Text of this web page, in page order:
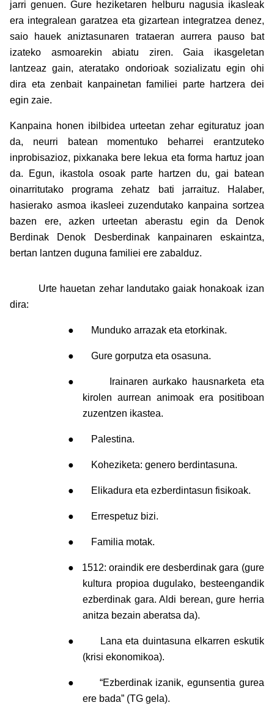
jarri genuen. Gure heziketaren helburu nagusia ikasleak
era integralean garatzea eta gizartean integratzea denez,
saio hauek aniztasunaren trataeran aurrera pauso bat
izateko asmoarekin abiatu ziren. Gaia ikasgeletan
lantzeaz gain, ateratako ondorioak sozializatu egin ohi
dira eta zenbait kanpainetan familiei parte hartzera dei
egin zaie.
Kanpaina honen ibilbidea urteetan zehar egituratuz joan
da, neurri batean momentuko beharrei erantzuteko
inprobisazioz, pixkanaka bere lekua eta forma hartuz joan
da. Egun, ikastola osoak parte hartzen du, gai batean
oinarritutako programa zehatz bati jarraituz. Halaber,
hasierako asmoa ikasleei zuzendutako kanpaina sortzea
bazen ere, azken urteetan aberastu egin da Denok
Berdinak Denok Desberdinak kanpainaren eskaintza,
bertan lantzen duguna familiei ere zabalduz.
Urte hauetan zehar landutako gaiak honakoak izan
dira:
● Munduko arrazak eta etorkinak.
● Gure gorputza eta osasuna.
●
Irainaren aurkako hausnarketa eta
kirolen aurrean animoak era positiboan
zuzentzen ikastea.
● Palestina.
● Koheziketa: genero berdintasuna.
● Elikadura eta ezberdintasun fisikoak.
● Errespetuz bizi.
● Familia motak.
●
1512: oraindik ere desberdinak gara (gure
kultura propioa dugulako, besteengandik
ezberdinak gara. Aldi berean, gure herria
anitza bezain aberatsa da).
●
Lana eta duintasuna elkarren eskutik
(krisi ekonomikoa).
●
“Ezberdinak izanik, egunsentia gurea
ere bada” (TG gela).